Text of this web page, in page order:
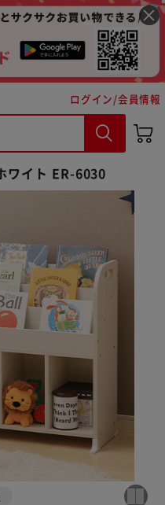
ログイン/会員情報
ワイト ER-6030